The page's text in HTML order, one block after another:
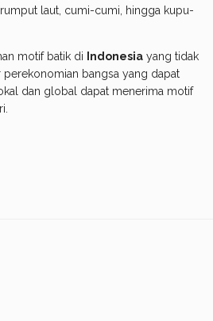
laut, cumi-cumi, hingga kupu-
motif batik di Indonesia yang tidak
perekonomian bangsa yang dapat
dan global dapat menerima motif